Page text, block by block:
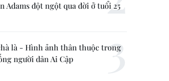
Adams đột ngột qua đời ở tuổi 25
là - Hình ảnh thân thuộc trong
người dân Ai Cập